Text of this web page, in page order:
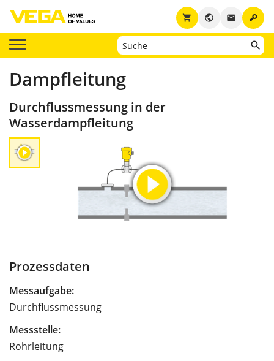
key
email
public
shopping_cart
Dampfleitung
Durchflussmessung in der
Wasserdampfleitung
Prozessdaten
Messaufgabe:
Durchflussmessung
Messstelle:
Rohrleitung